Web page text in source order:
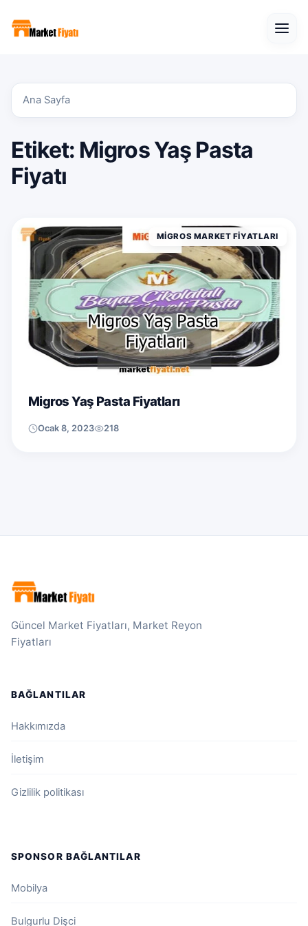
Ana Sayfa
Etiket: Migros Yaş Pasta
Fiyatı
MIGROS MARKET FIYATLARI
Migros Yaş Pasta Fiyatları
Ocak 8, 2023 218
Güncel Market Fiyatları, Market Reyon
Fiyatları
BAĞLANTILAR
Hakkımızda
İletişim
Gizlilik politikası
SPONSOR BAĞLANTILAR
Mobilya
Bulgurlu Dişci